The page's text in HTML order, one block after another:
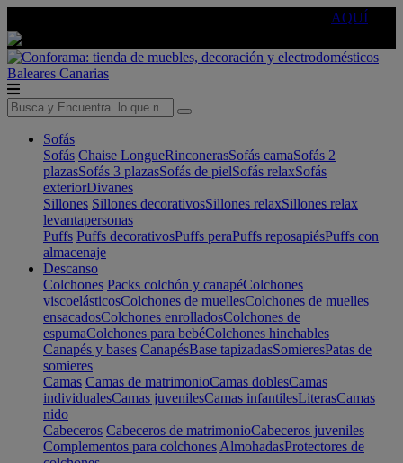
AQUÍ
Baleares Canarias
Sofás
Sofás Chaise LongueRinconerasSofás camaSofás 2
plazasSofás 3 plazasSofás de pielSofás relaxSofás
exteriorDivanes
Sillones Sillones decorativosSillones relaxSillones relax
levantapersonas
Puffs Puffs decorativosPuffs peraPuffs reposapiésPuffs con
almacenaje
Descanso
Colchones Packs colchón y canapéColchones
viscoelásticosColchones de muellesColchones de muelles
ensacadosColchones enrolladosColchones de
espumaColchones para bebéColchones hinchables
Canapés y bases CanapésBase tapizadasSomieresPatas de
somieres
Camas Camas de matrimonioCamas doblesCamas
individualesCamas juvenilesCamas infantilesLiterasCamas
nido
Cabeceros Cabeceros de matrimonioCabeceros juveniles
Complementos para colchones AlmohadasProtectores de